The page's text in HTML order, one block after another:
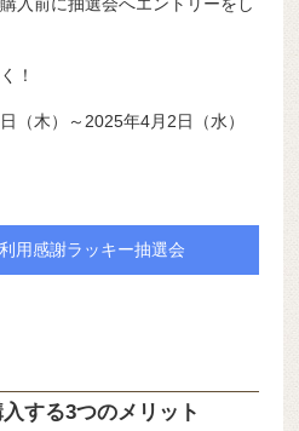
！
（木）～2025年4月2日（水）
用感謝ラッキー抽選会
する3つのメリット